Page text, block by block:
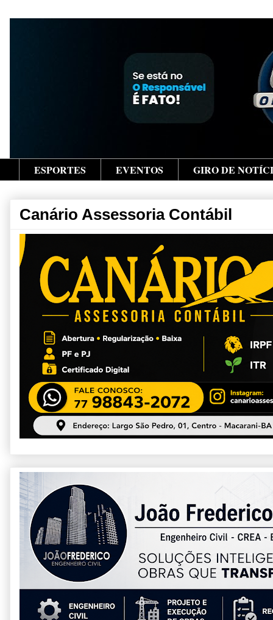
ESPORTES EVENTOS GIRO DE
Canário Assessoria Contábil